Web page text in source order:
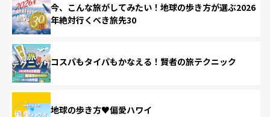
今、こんな旅がしてみたい！地球の歩き方が選ぶ2026
年絶対行くべき旅先30
コスパもタイパもかなえる！賢者の旅テクニック
地球の歩き方♥偏愛ハワイ